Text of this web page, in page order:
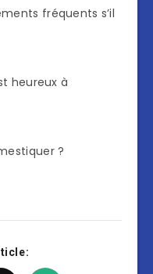
fréquents s’il
heureux à
?